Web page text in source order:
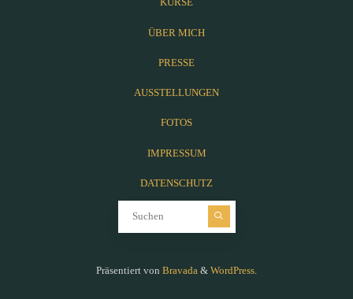
KURSE
ÜBER MICH
PRESSE
AUSSTELLUNGEN
FOTOS
IMPRESSUM
DATENSCHUTZ
Präsentiert von Bravada & WordPress.